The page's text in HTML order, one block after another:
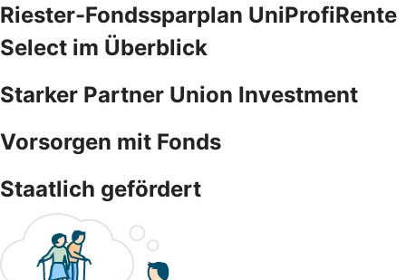
Riester-Fondssparplan UniProfiRente
Select im Überblick
Starker Partner Union Investment
Vorsorgen mit Fonds
Staatlich gefördert